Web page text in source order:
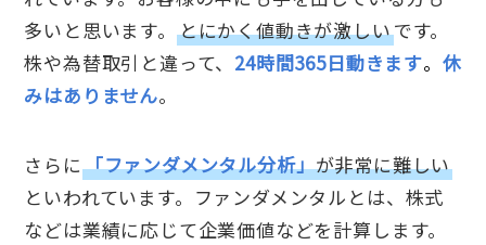
多いと思います。 とにかく値動きが激しいです。
株や為替取引と違って、 24時間365日動きます。 休
みはありません。
さらに「ファンダメンタル分析」が非常に難しい
といわれています。ファンダメンタルとは、株式
などは業績に応じて企業価値などを計算します。